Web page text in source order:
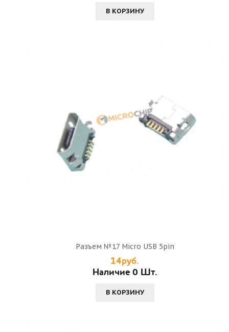
В КОРЗИНУ
Разъем №17 Micro USB 5pin
14руб.
Наличие 0 Шт.
В КОРЗИНУ